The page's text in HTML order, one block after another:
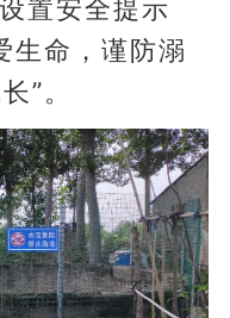
置安全提示
生命，谨防溺
”。